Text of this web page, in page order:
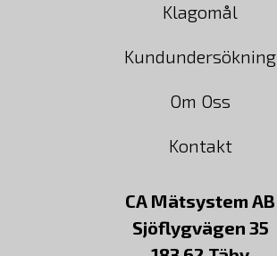
Klagomål
Kundundersökning
Om Oss
Kontakt
CA Mätsystem AB
Sjöflygvägen 35